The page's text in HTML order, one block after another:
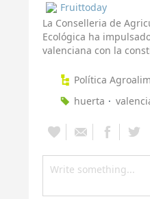
Fruittoday
La Conselleria de
Ecológica ha
valenciana con la
Política
huerta